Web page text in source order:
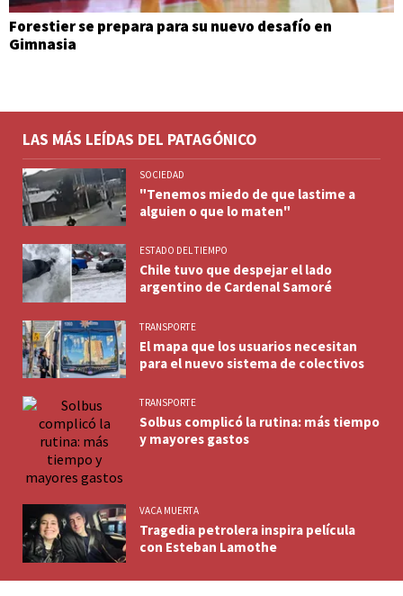
Forestier se prepara para su nuevo desafío en
Gimnasia
LAS MÁS LEÍDAS DEL PATAGÓNICO
SOCIEDAD
"Tenemos miedo de que lastime a
alguien o que lo maten"
ESTADO DEL TIEMPO
Chile tuvo que despejar el lado
argentino de Cardenal Samoré
TRANSPORTE
El mapa que los usuarios necesitan
para el nuevo sistema de colectivos
TRANSPORTE
Solbus complicó la rutina: más tiempo
y mayores gastos
VACA MUERTA
Tragedia petrolera inspira película
con Esteban Lamothe